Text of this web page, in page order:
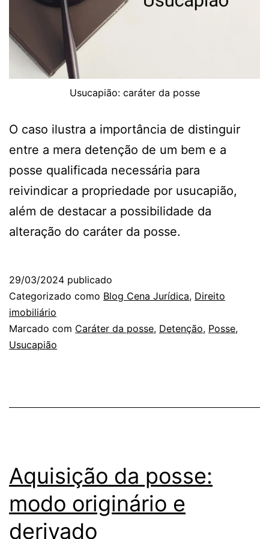
Usucapião: caráter da posse
O caso ilustra a importância de distinguir
entre a mera detenção de um bem e a
posse qualificada necessária para
reivindicar a propriedade por usucapião,
além de destacar a possibilidade da
alteração do caráter da posse.
29/03/2024 publicado
Categorizado como Blog Cena Jurídica, Direito
imobiliário
Marcado com Caráter da posse, Detenção, Posse,
Usucapião
Aquisição da posse:
modo originário e
derivado